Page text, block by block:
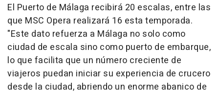
El Puerto de Málaga recibirá 20 escalas, entre las
que MSC Opera realizará 16 esta temporada.
"Este dato refuerza a Málaga no solo como
ciudad de escala sino como puerto de embarque,
lo que facilita que un número creciente de
viajeros puedan iniciar su experiencia de crucero
desde la ciudad, abriendo un enorme abanico de